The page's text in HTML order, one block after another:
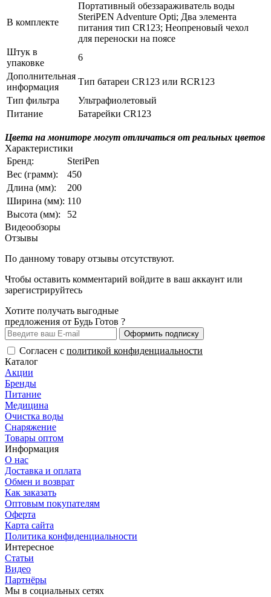
В комплекте
Портативный обеззараживатель воды
SteriPEN Adventure Opti; Два элемента
питания тип CR123; Неопреновый чехол
для переноски на поясе
Штук в
упаковке
6
Дополнительная
информация
Тип батареи CR123 или RCR123
Тип фильтра
Ультрафиолетовый
Питание
Батарейки CR123
Цвета на мониторе могут отличаться от реальных цветов
Характеристики
Бренд:
SteriPen
Вес (грамм):
450
Длина (мм):
200
Ширина (мм): 110
Высота (мм):
52
Видеообзоры
Отзывы
По данному товару отзывы отсутствуют.
Чтобы оставить комментарий войдите в ваш аккаунт или
зарегистрируйтесь
Хотите получать выгодные
предложения от Будь Готов ?
Оформить подписку
Согласен с политикой конфиденциальности
Каталог
Акции
Бренды
Питание
Медицина
Очистка воды
Снаряжение
Товары оптом
Информация
О нас
Доставка и оплата
Обмен и возврат
Как заказать
Оптовым покупателям
Оферта
Карта сайта
Политика конфиденциальности
Интересное
Статьи
Видео
Партнёры
Мы в социальных сетях